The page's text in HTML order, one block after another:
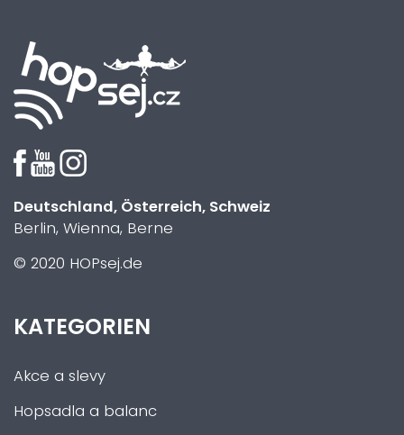
Deutschland, Österreich, Schweiz
Berlin, Wienna, Berne
© 2020 HOPsej.de
KATEGORIEN
Akce a slevy
Hopsadla a balanc